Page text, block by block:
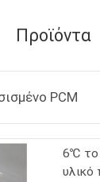
Προϊόντα
PCM
6℃ το
υλικό